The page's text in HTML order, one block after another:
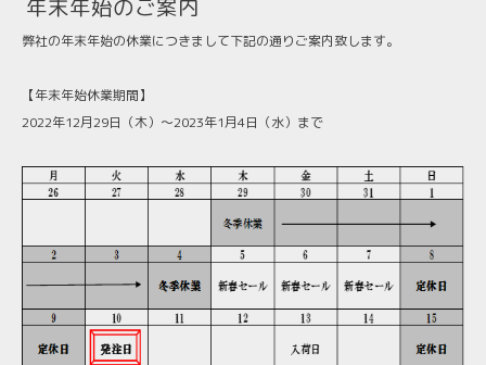
年末年始のご案内
弊社の年末年始の休業につきまして下記の通りご案内致します。
【年末年始休業期間】
2022年12月29日（木）～2023年1月4日（水）まで